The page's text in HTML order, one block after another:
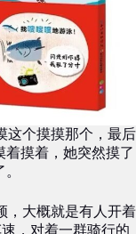
这个摸摸那个，最后
着摸着，她突然摸了
，大概就是有人开着
，对着一群骑行的